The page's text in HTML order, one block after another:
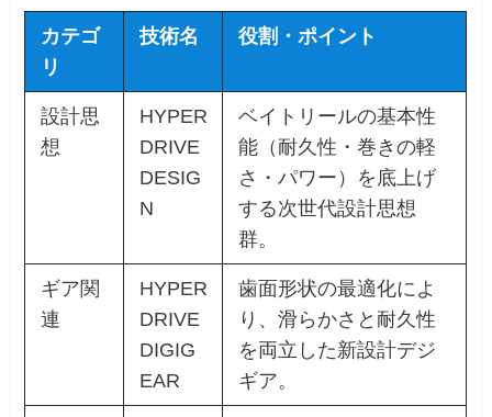
カテゴ
リ
技術名 役割・ポイント
設計思
想
HYPER
DRIVE
DESIG
N
ベイトリールの基本性
能（耐久性・巻きの軽
さ・パワー）を底上げ
する次世代設計思想
群。
ギア関
連
HYPER
DRIVE
DIGIG
EAR
歯面形状の最適化によ
り、滑らかさと耐久性
を両立した新設計デジ
ギア。